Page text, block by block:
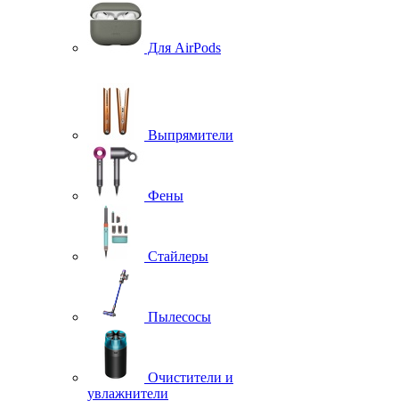
Для AirPods
Выпрямители
Фены
Стайлеры
Пылесосы
Очистители и
увлажнители